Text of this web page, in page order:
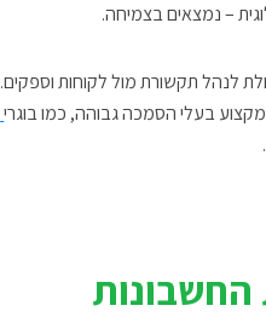
– נמצאים בצמיחה.
לנהל תקשורת מול לקוחות וספקים.
בעלי הסמכה גבוהה, כמו בוגרי
החשבונות